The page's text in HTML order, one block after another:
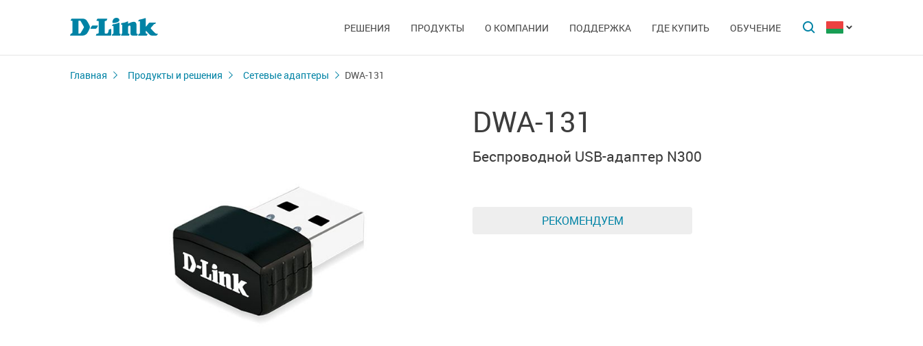
РЕШЕНИЯ ПРОДУКТЫ О КОМПАНИИ ПОДДЕРЖКА ГДЕ КУПИТЬ ОБУЧЕНИЕ
Главная Продукты и решения Сетевые адаптеры DWA-131
DWA-131
Беспроводной USB-адаптер N300
РЕКОМЕНДУЕМ